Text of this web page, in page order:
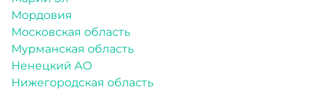
Мордовия
Московская область
Мурманская область
Ненецкий АО
Нижегородская область